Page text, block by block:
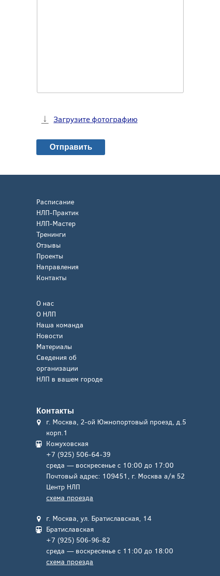
Загрузите фотографию
Расписание
НЛП-Практик
НЛП-Мастер
Тренинги
Отзывы
Проекты
Направления
Контакты
О нас
О НЛП
Наша команда
Новости
Материалы
Сведения об
организации
НЛП в вашем городе
Контакты
г. Москва, 2-ой Южнопортовый проезд, д.5
корп.1
Кожуховская
+7 (925) 506-64-39
среда — воскресенье с 10:00 до 17:00
Почтовый адрес: 109451, г. Москва а/я 52
Центр НЛП
схема проезда
г. Москва, ул. Братиславская, 14
Братиславская
+7 (925) 506-96-82
среда — воскресенье с 11:00 до 18:00
схема проезда